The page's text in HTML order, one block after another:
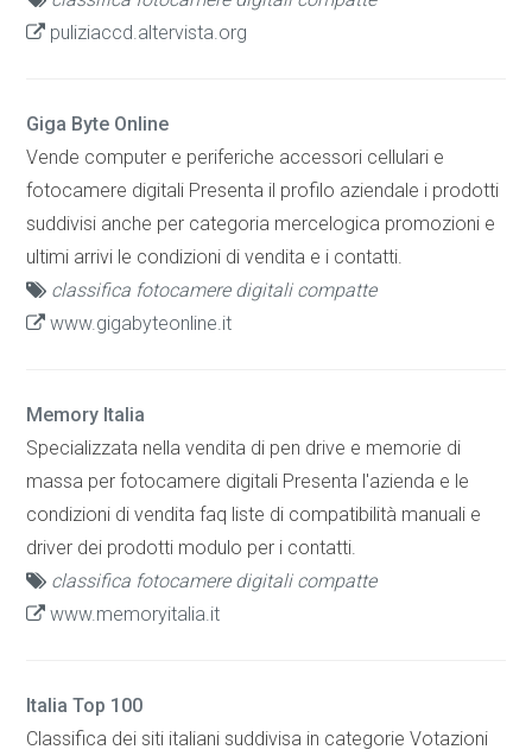
puliziaccd.altervista.org
Giga Byte Online
Vende computer e periferiche accessori cellulari e
fotocamere digitali Presenta il profilo aziendale i prodotti
suddivisi anche per categoria mercelogica promozioni e
ultimi arrivi le condizioni di vendita e i contatti.
classifica fotocamere digitali compatte
www.gigabyteonline.it
Memory Italia
Specializzata nella vendita di pen drive e memorie di
massa per fotocamere digitali Presenta l'azienda e le
condizioni di vendita faq liste di compatibilità manuali e
driver dei prodotti modulo per i contatti.
classifica fotocamere digitali compatte
www.memoryitalia.it
Italia Top 100
Classifica dei siti italiani suddivisa in categorie Votazioni